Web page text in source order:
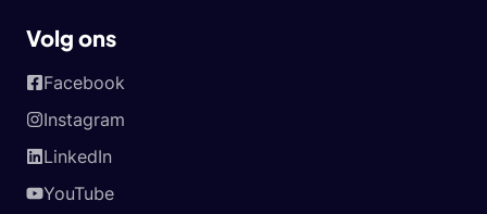
Volg ons
Facebook
Instagram
LinkedIn
YouTube